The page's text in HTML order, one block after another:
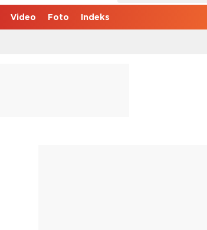
Video Foto Indeks